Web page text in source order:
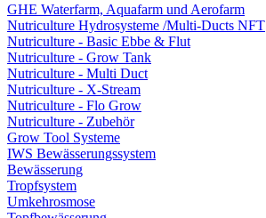
GHE Waterfarm, Aquafarm und Aerofarm
Nutriculture Hydrosysteme /Multi-Ducts NFT
Nutriculture - Basic Ebbe & Flut
Nutriculture - Grow Tank
Nutriculture - Multi Duct
Nutriculture - X-Stream
Nutriculture - Flo Grow
Nutriculture - Zubehör
Grow Tool Systeme
IWS Bewässerungssystem
Bewässerung
Tropfsystem
Umkehrosmose